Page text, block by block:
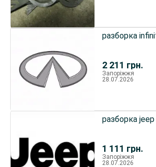
2 211 грн.
разборка
Запоріжжя
28.07.2026
1 111 грн.
разборка
Запоріжжя
28.07.2026